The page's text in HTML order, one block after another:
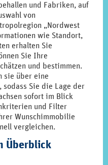
und Fabriken, auf
von
„Nordwest
wie Standort,
erhalten Sie
Sie Ihre
und bestimmen.
sie über eine
Sie die Lage der
sofort im Blick
und Filter
Wunschimmobilie
vergleichen.
Überblick